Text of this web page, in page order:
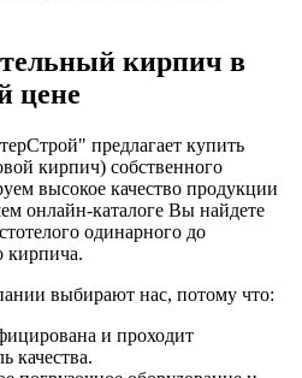
кирпич в
цене
предлагает купить
кирпич) собственного
высокое качество продукции
онлайн-каталоге Вы найдете
одинарного до
кирпича.
выбирают нас, потому что:
и проходит
качества.